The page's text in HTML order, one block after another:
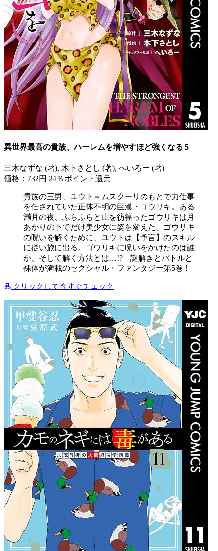
異世界最高の貴族、ハーレムを増やすほど強くなる 5
三木なずな (著), 木下さとし (著), へいろー (著)
価格：732円 24％ポイント還元
貴族の三男、ユウト＝ムスクーリのもとで力仕事
を任されていた正体不明の巨漢・ゴウリキ。ある
満月の夜、ふらふらと山を彷徨ったゴウリキは月
あかりの下でだけ美少女に姿を変えた。ゴウリキ
の呪いを解くために、ユウトは【予言】のスキル
に従い旅に出る。ゴウリキに呪いをかけたのは誰
か、そして解く方法とは…!? 謎解きとバトルと
裸体が満載のセクシャル・ファンタジー第5巻！
クリックして今すぐチェック